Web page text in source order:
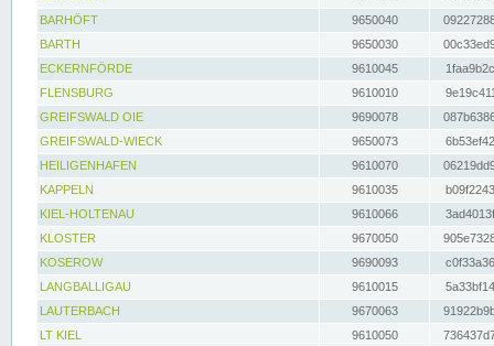
BARHÖFT
9650040
BARTH
9650030
ECKERNFÖRDE
9610045
FLENSBURG
9610010
GREIFSWALD OIE
9690078
GREIFSWALD-WIECK
9650073
HEILIGENHAFEN
9610070
KAPPELN
9610035
KIEL-HOLTENAU
9610066
KLOSTER
9670050
KOSEROW
9690093
LANGBALLIGAU
9610015
LAUTERBACH
9670063
LT KIEL
9610050